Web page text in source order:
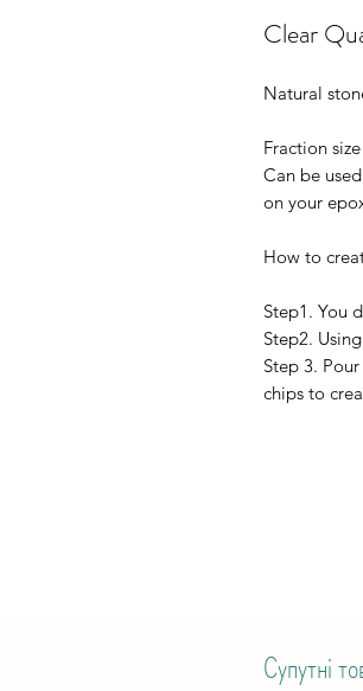
Clear
Natural
Fraction
Can be
on your
How to
Step1. You
Step2.
Step 3.
chips to
Супутні